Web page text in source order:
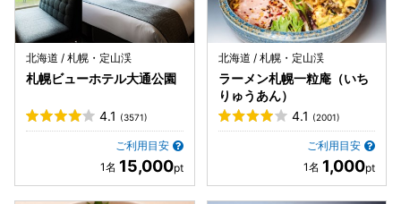
北海道 / 札幌・定山渓
札幌ビューホテル大通公園
4.1 (3571)
ご利用目安
15,000
北海道 / 札幌・定山渓
ラーメン札幌一粒庵（いち
りゅうあん）
4.1 (2001)
ご利用目安
1,000